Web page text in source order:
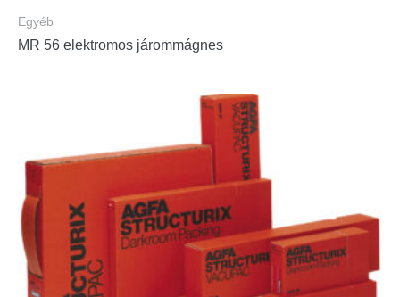
Egyéb
MR 56 elektromos járommágnes